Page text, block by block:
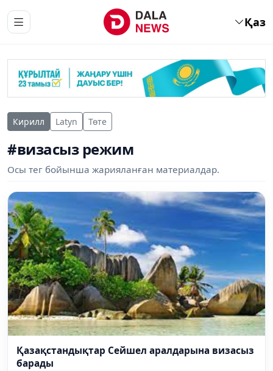
Қаз
Кирилл Latyn Төте
#визасыз режим
Осы тег бойынша жарияланған материалдар.
Қазақстандықтар Сейшел аралдарына визасыз
барады